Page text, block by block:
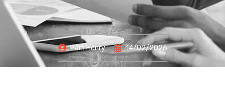
PartHenry 14/02/2026